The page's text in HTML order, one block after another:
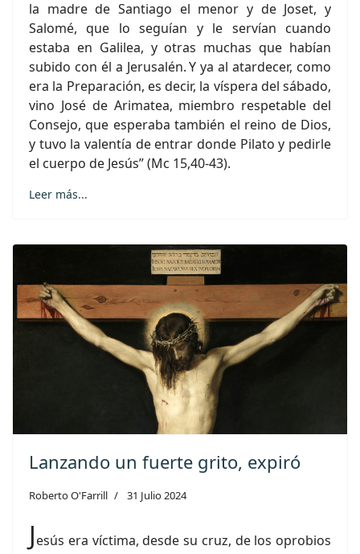
la madre de Santiago el menor y de Joset, y
Salomé, que lo seguían y le servían cuando
estaba en Galilea, y otras muchas que habían
subido con él a Jerusalén. Y ya al atardecer, como
era la Preparación, es decir, la víspera del sábado,
vino José de Arimatea, miembro respetable del
Consejo, que esperaba también el reino de Dios,
y tuvo la valentía de entrar donde Pilato y pedirle
el cuerpo de Jesús” (Mc 15,40-43).
Leer más...
Lanzando un fuerte grito, expiró
Roberto O'Farrill 31 Julio 2024
Jesús era víctima, desde su cruz, de los oprobios